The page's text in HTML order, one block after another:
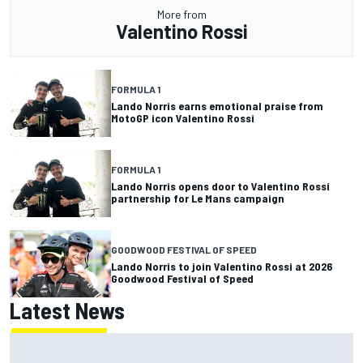
More from
Valentino Rossi
FORMULA 1
Lando Norris earns emotional praise from
MotoGP icon Valentino Rossi
FORMULA 1
Lando Norris opens door to Valentino Rossi
partnership for Le Mans campaign
GOODWOOD FESTIVAL OF SPEED
Lando Norris to join Valentino Rossi at 2026
Goodwood Festival of Speed
Latest News